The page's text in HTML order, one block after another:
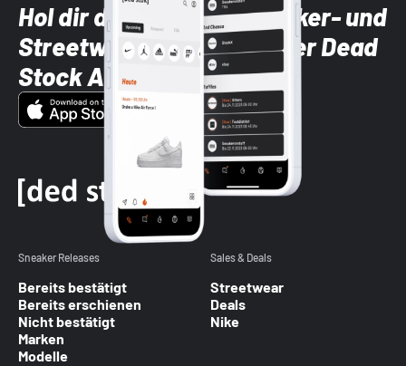
Hol dir die neuesten Sneaker- und
Streetwear-Brands mit der Dead
Stock App
Sneaker Releases
Bereits bestätigt
Bereits erschienen
Nicht bestätigt
Marken
Modelle
Sales & Deals
Streetwear
Deals
Nike